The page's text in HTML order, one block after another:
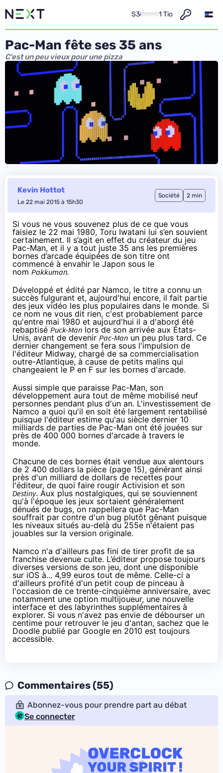
S3 1 Tio
Pac-Man fête ses 35 ans
C'est un peu vieux pour une pizza
Kevin Hottot
Le 22 mai 2015 à 15h30
Société 2 min
Si vous ne vous souvenez plus de ce que vous
faisiez le 22 mai 1980, Toru Iwatani lui s’en souvient
certainement. Il s’agit en effet du créateur du jeu
Pac-Man, et il y a tout juste 35 ans les premières
bornes d’arcade équipées de son titre ont
commencé à envahir le Japon sous le
nom Pakkuman.
Développé et édité par Namco, le titre a connu un
succès fulgurant et, aujourd'hui encore, il fait partie
des jeux vidéo les plus populaires dans le monde. Si
ce nom ne vous dit rien, c'est probablement parce
qu'entre mai 1980 et aujourd'hui il a d'abord été
rebaptisé Puck-Man lors de son arrivée aux États-
Unis, avant de devenir Pac-Man un peu plus tard. Ce
dernier changement se fera sous l'impulsion de
l'éditeur Midway, chargé de sa commercialisation
outre-Atlantique, à cause de petits malins qui
changeaient le P en F sur les bornes d'arcade.
Aussi simple que paraisse Pac-Man, son
développement aura tout de même mobilisé neuf
personnes pendant plus d'un an. L'investissement de
Namco a quoi qu'il en soit été largement rentabilisé
puisque l'éditeur estime qu'au siècle dernier 10
milliards de parties de Pac-Man ont été jouées sur
près de 400 000 bornes d'arcade à travers le
monde.
Chacune de ces bornes était vendue aux alentours
de 2 400 dollars la pièce (page 15), générant ainsi
près d'un milliard de dollars de recettes pour
l'éditeur, de quoi faire rougir Activision et son
Destiny. Aux plus nostalgiques, qui se souviennent
qu'à l'époque les jeux sortaient généralement
dénués de bugs, on rappellera que Pac-Man
souffrait par contre d'un bug plutôt gênant puisque
les niveaux situés au-delà du 255e n'étaient pas
jouables sur la version originale.
Namco n'a d'ailleurs pas fini de tirer profit de sa
franchise devenue culte. L’éditeur propose toujours
diverses versions de son jeu, dont une disponible
sur iOS à... 4,99 euros tout de même. Celle-ci a
d'ailleurs profité d'un petit coup de pinceau à
l'occasion de ce trente-cinquième anniversaire, avec
notamment une option multijoueur, une nouvelle
interface et des labyrinthes supplémentaires à
explorer. Si vous n'avez pas envie de débourser un
centime pour retrouver le jeu d'antan, sachez que le
Doodle publié par Google en 2010 est toujours
accessible.
Commentaires (55)
Abonnez-vous pour prendre part au débat
Se connecter